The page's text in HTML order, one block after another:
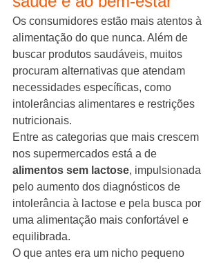
Os consumidores estão mais atentos à
alimentação do que nunca. Além de
buscar produtos saudáveis, muitos
procuram alternativas que atendam
necessidades específicas, como
intolerâncias alimentares e restrições
nutricionais.
Entre as categorias que mais crescem
nos supermercados está a de
alimentos sem lactose, impulsionada
pelo aumento dos diagnósticos de
intolerância à lactose e pela busca por
uma alimentação mais confortável e
equilibrada.
O que antes era um nicho pequeno